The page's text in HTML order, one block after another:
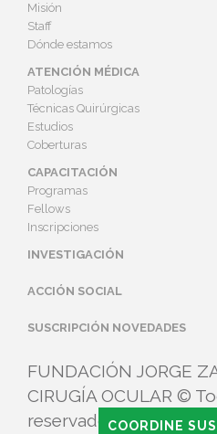
Misión
Staff
Dónde estamos
ATENCIÓN MÉDICA
Patologías
Técnicas Quirúrgicas
Estudios
Coberturas
CAPACITACIÓN
Programas
Fellows
Inscripciones
INVESTIGACIÓN
ACCIÓN SOCIAL
SUSCRIPCIÓN NOVEDADES
FUNDACIÓN JORGE
CIRUGÍA OCULAR ©
reservados.COORDINE